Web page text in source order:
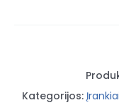
10mm
SATA
Kategorijos: Įrankiai